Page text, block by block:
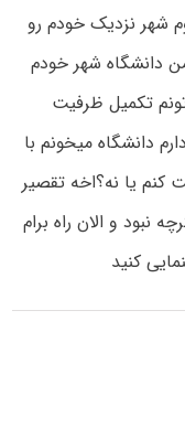
شهر نزدیک خودم رو
دانشگاه شهر خودم
تکمیل ظرفیت
دانشگاه میخونم با
یا نه؟اخه تقصیر
نبود و الان راه برام